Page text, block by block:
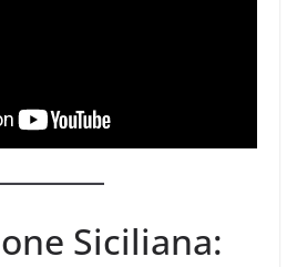
Siciliana: